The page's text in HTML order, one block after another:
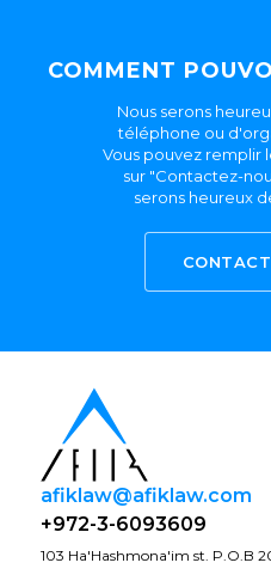
COMMENT
Nous serons
téléphone ou
Vous pouvez remplir
sur "Contactez-
serons heureux
afiklaw@afiklaw.com
+972-3-6093609
103 Ha'Hashmona'im st. P.O.B